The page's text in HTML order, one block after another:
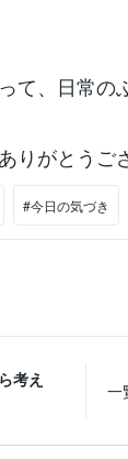
て、日常の
りがとうご
#今日の気づき
考え
一